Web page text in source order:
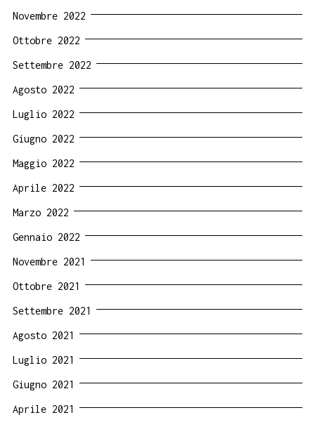
Novembre 2022
Ottobre 2022
Settembre 2022
Agosto 2022
Luglio 2022
Giugno 2022
Maggio 2022
Aprile 2022
Marzo 2022
Gennaio 2022
Novembre 2021
Ottobre 2021
Settembre 2021
Agosto 2021
Luglio 2021
Giugno 2021
Aprile 2021